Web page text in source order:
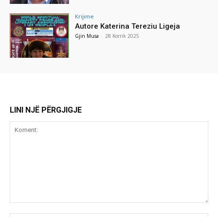
Krijime
Autore Katerina Tereziu Ligeja
Gjin Musa - 28 Korrik 2025
LINI NJË PËRGJIGJE